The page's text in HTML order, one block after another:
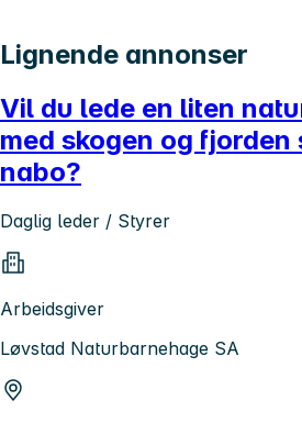
Lignende annonser
Vil du lede en liten
med skogen og
nabo?
Daglig leder / Styrer
Arbeidsgiver
Løvstad Naturbarnehage SA